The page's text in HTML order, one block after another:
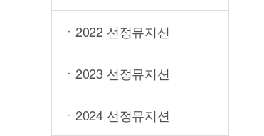
ㆍ2022 선정뮤지션
ㆍ2023 선정뮤지션
ㆍ2024 선정뮤지션